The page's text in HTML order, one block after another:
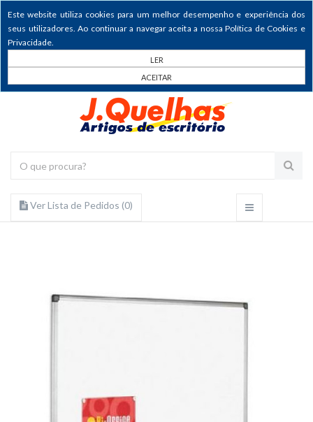
Este website utiliza cookies para um melhor desempenho e experiência dos
seus utilizadores. Ao continuar a navegar aceita a nossa Política de Cookies e
Privacidade.
LER
ACEITAR
Ver Lista de Pedidos (0)